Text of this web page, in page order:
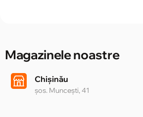
Magazinele noastre
Chișinău
șos. Muncești, 41